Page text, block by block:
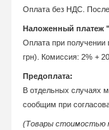
Оплата без НДС. После
Наложенный платеж
Оплата при получении
грн). Комиссия: 2% +
Предоплата:
В отдельных случаях
сообщим при
(Товары стоимостью